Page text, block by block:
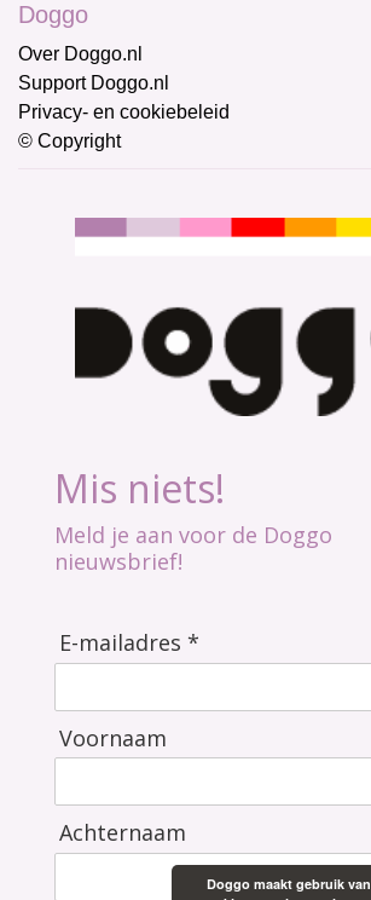
Doggo
Over Doggo.nl
Support Doggo.nl
Privacy- en cookiebeleid
© Copyright
Mis niets!
Meld je aan voor de Doggo
nieuwsbrief!
E-mailadres *
Voornaam
Achternaam
Doggo maakt gebruik van